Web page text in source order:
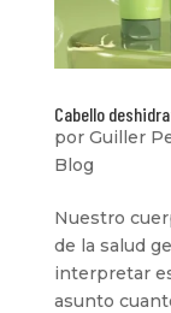
Cabello
por Guiller
Blog
Nuestro
de la salud
interpretar
asunto